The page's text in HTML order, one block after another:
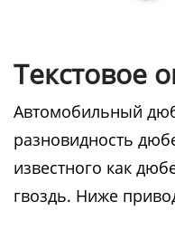
Текстовое
Автомобильный
разновидность
известного как
гвоздь. Ниже